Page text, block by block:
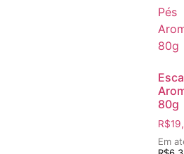
80g
R$
Em